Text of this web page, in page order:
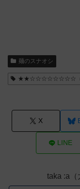
麺のスナオシ
★★☆☆☆☆☆☆☆☆（
X
LINE
taka :a（